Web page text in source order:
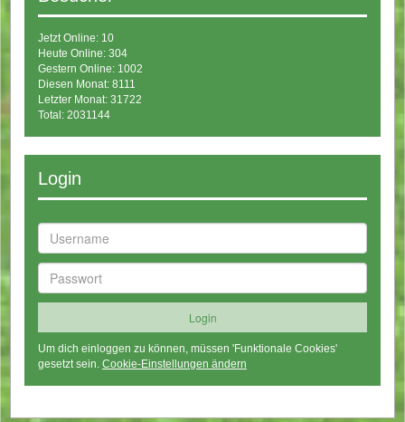
Jetzt Online: 10
Heute Online: 304
Gestern Online: 1002
Diesen Monat: 8111
Letzter Monat: 31722
Total: 2031144
Login
Um dich einloggen zu können, müssen 'Funktionale Cookies'
gesetzt sein. Cookie-Einstellungen ändern